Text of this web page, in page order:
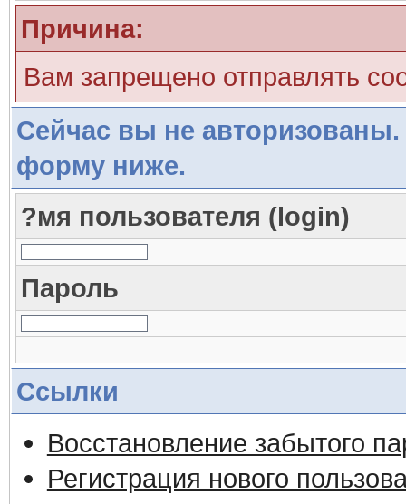
Причина:
Вам запрещено отправлять
Сейчас вы не авторизованы.
форму ниже.
?мя пользователя (login)
Пароль
Ссылки
Восстановление забытого
Регистрация нового